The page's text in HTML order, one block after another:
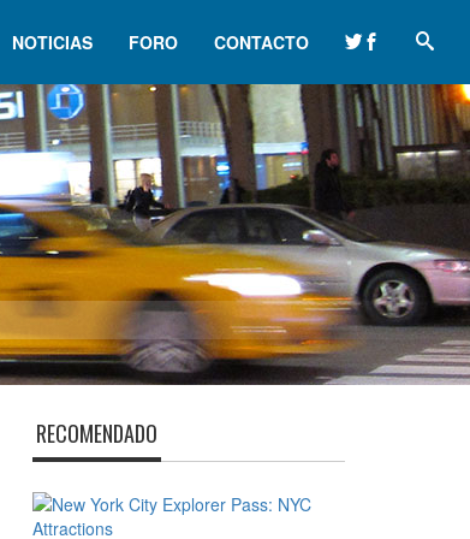
NOTICIAS FORO CONTACTO
RECOMENDADO